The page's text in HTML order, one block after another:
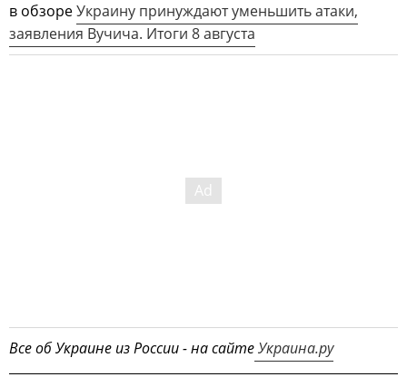
в обзореУкраину принуждают уменьшить атаки,
заявления Вучича. Итоги 8 августа
Все об Украине из России - на сайтеУкраина.ру